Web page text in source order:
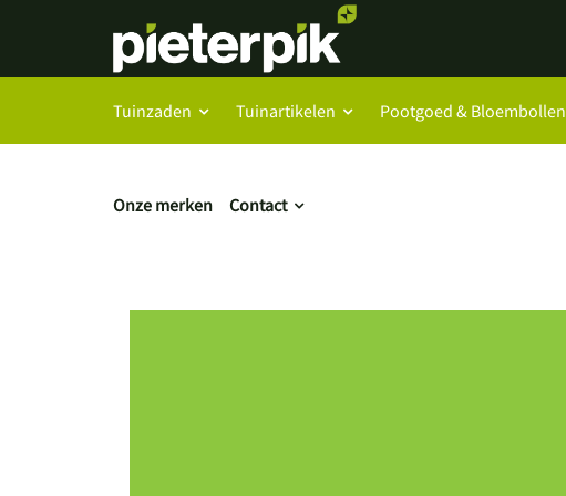
Tuinzaden Tuinartikelen Pootgoed & Bloembollen
Onze merken Contact